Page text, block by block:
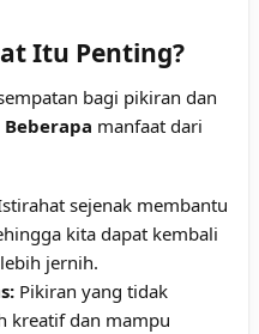
Itu Penting?
bagi pikiran dan
Beberapa manfaat dari
sejenak membantu
kita dapat kembali
jernih.
Pikiran yang tidak
kreatif dan mampu